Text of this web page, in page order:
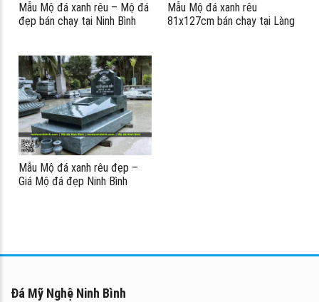
Mẫu Mộ đá xanh rêu – Mộ đá
đẹp bán chạy tại Ninh Bình
Mẫu Mộ đá xanh rêu
81x127cm bán chạy tại Làng
Mẫu Mộ đá xanh rêu đẹp –
Giá Mộ đá đẹp Ninh Bình
Đá Mỹ Nghệ Ninh Bình